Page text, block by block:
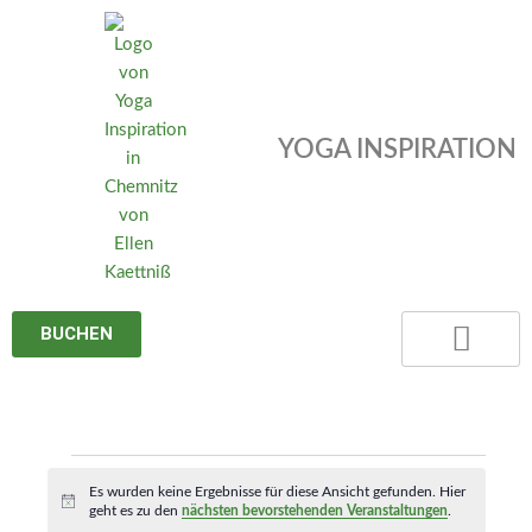
YOGA INSPIRATION
BUCHEN
Hinweis
Es wurden keine Ergebnisse für diese Ansicht gefunden. Hier
geht es zu den nächsten bevorstehenden Veranstaltungen